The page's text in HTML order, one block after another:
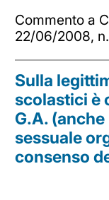
Commento a
22/06/2008,
Sulla
scolastici è
G.A.
sessuale
consenso